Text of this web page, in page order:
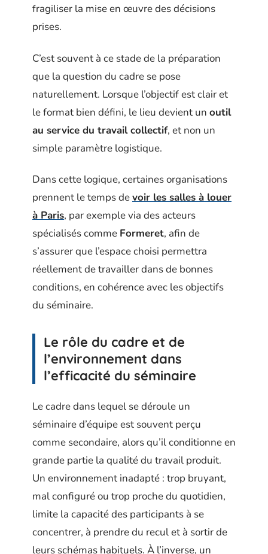
fragiliser la mise en œuvre des décisions
prises.
C’est souvent à ce stade de la préparation
que la question du cadre se pose
naturellement. Lorsque l’objectif est clair et
le format bien défini, le lieu devient un outil
au service du travail collectif, et non un
simple paramètre logistique.
Dans cette logique, certaines organisations
prennent le temps devoir les salles à louer
à Paris, par exemple via des acteurs
spécialisés comme Formeret, afin de
s’assurer que l’espace choisi permettra
réellement de travailler dans de bonnes
conditions, en cohérence avec les objectifs
du séminaire.
Le rôle du cadre et de
l’environnement dans
l’efficacité du séminaire
Le cadre dans lequel se déroule un
séminaire d’équipe est souvent perçu
comme secondaire, alors qu’il conditionne en
grande partie la qualité du travail produit.
Un environnement inadapté : trop bruyant,
mal configuré ou trop proche du quotidien,
limite la capacité des participants à se
concentrer, à prendre du recul et à sortir de
leurs schémas habituels. À l’inverse, un